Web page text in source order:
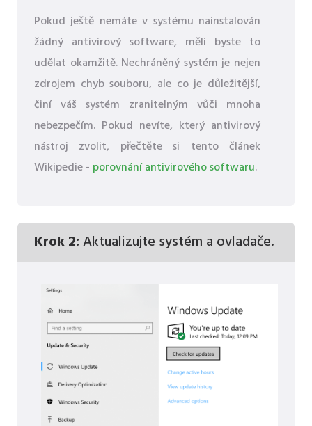
Pokud ještě nemáte v systému nainstalován
žádný antivirový software, měli byste to
udělat okamžitě. Nechráněný systém je nejen
zdrojem chyb souboru, ale co je důležitější,
činí váš systém zranitelným vůči mnoha
nebezpečím. Pokud nevíte, který antivirový
nástroj zvolit, přečtěte si tento článek
Wikipedie - porovnání antivirového softwaru.
Krok 2:Aktualizujte systém a ovladače.